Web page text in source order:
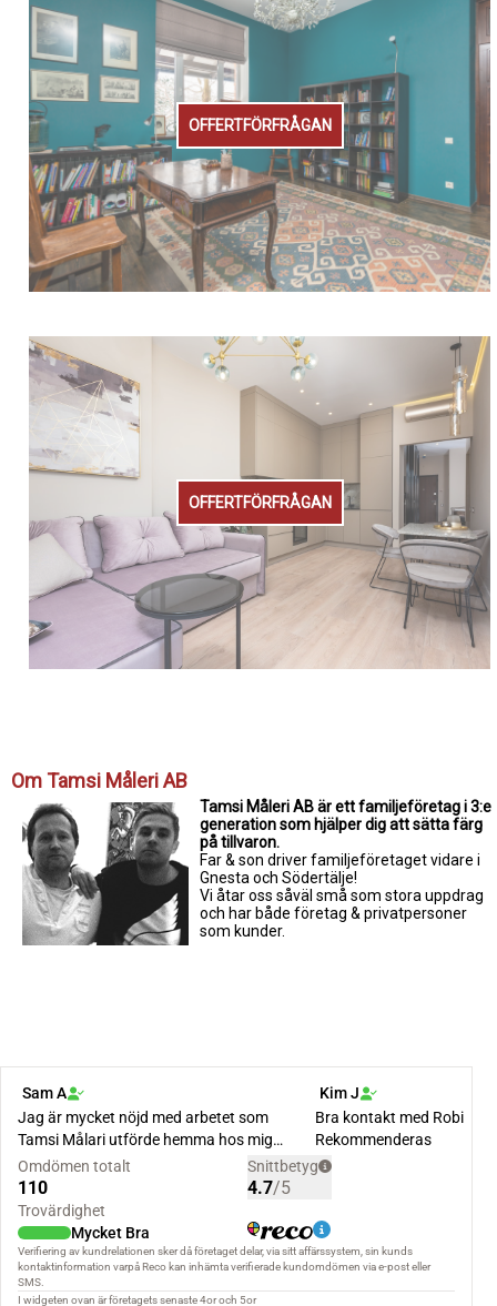
OFFERTFÖRFRÅGAN
OFFERTFÖRFRÅGAN
Om Tamsi Måleri AB
Tamsi Måleri AB är ett familjeföretag i 3:e
generation som hjälper dig att sätta färg
på tillvaron.
Far & son driver familjeföretaget vidare i
Gnesta och Södertälje!
Vi åtar oss såväl små som stora uppdrag
och har både företag & privatpersoner
som kunder.